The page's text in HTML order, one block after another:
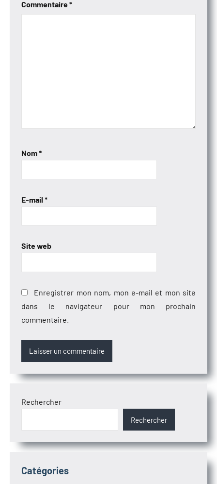
Commentaire*
Nom*
E-mail *
Site web
Enregistrer mon nom, mon e-mail et mon site
dans le navigateur pour mon prochain
commentaire.
Rechercher
Rechercher
Catégories